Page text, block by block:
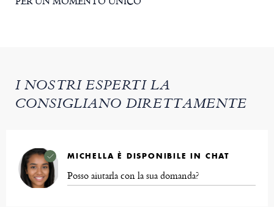
I NOSTRI ESPERTI LA
CONSIGLIANO DIRETTAMENTE
MICHELLA È DISPONIBILE IN CHAT
Posso aiutarla con la sua domanda?